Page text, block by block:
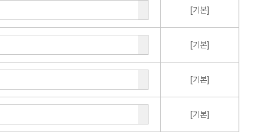
[기본]
[기본]
[기본]
[기본]